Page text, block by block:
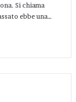
Si chiama
ebbe una…